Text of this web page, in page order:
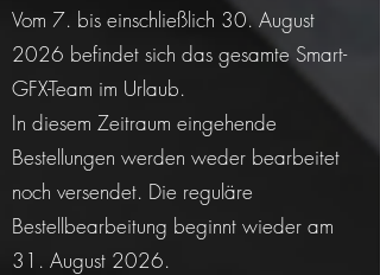
Vom 7. bis einschließlich 30. August
2026 befindet sich das gesamte Smart-
GFX-Team im Urlaub.
In diesem Zeitraum eingehende
Bestellungen werden weder bearbeitet
noch versendet. Die reguläre
Bestellbearbeitung beginnt wieder am
31. August 2026.